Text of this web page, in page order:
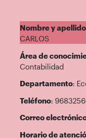
Nombre y
CARLOS
Área de
Contabilidad
Departamento:
Teléfono:
Correo
Horario de